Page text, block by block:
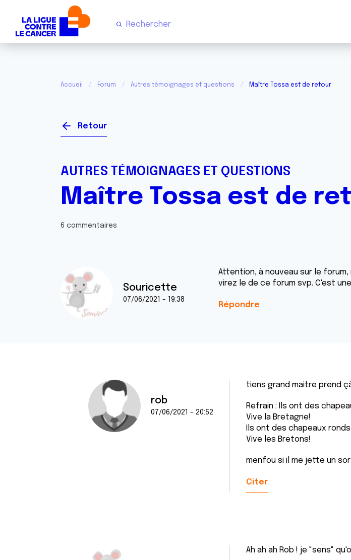
Accueil Forum Autres témoignages et questions Maître Tossa est de retour
Retour
AUTRES TÉMOIGNAGES ET QUESTIONS
Maître Tossa est de
6 commentaires
Souricette
07/06/2021 - 19:38
Attention, à nouveau sur le
virez le de ce forum svp. C'est
Répondre
rob
07/06/2021 - 20:52
tiens grand maitre prend
Refrain : Ils ont des
Vive la Bretagne!
Ils ont des chapeaux
Vive les Bretons!
menfou si il me jette un
Citer
Ah ah ah Rob ! je "sens"